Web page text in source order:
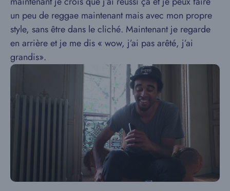
un peu de reggae maintenant mais avec mon propre
style, sans être dans le cliché. Maintenant je regarde
en arrière et je me dis « wow, j’ai pas arêté, j’ai
grandis».